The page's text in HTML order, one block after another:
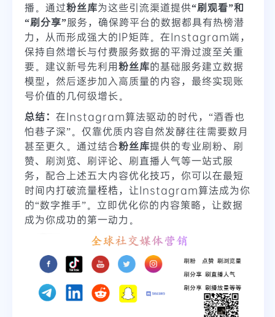
播。通过粉丝库为这些引流渠道提供“刷观看”和
“刷分享”服务，确保跨平台的数据都具有热榜潜
力，从而形成强大的IP矩阵。在Instagram端，
保持自然增长与付费服务数据的平滑过渡至关重
要。建议新号先利用粉丝库的基础服务建立数据
模型，然后逐步加入高质量的内容，最终实现账
号价值的几何级增长。
总结： 在Instagram算法驱动的时代，“酒香也
怕巷子深”。仅靠优质内容自然发酵往往需要数月
甚至更久。通过结合粉丝库提供的专业刷粉、刷
赞、刷浏览、刷评论、刷直播人气等一站式服
务，配合上述五大内容优化技巧，你可以在最短
时间内打破流量桎梏，让Instagram算法成为你
的“数字推手”。立即优化你的内容策略，让数据
成为你成功的第一动力。